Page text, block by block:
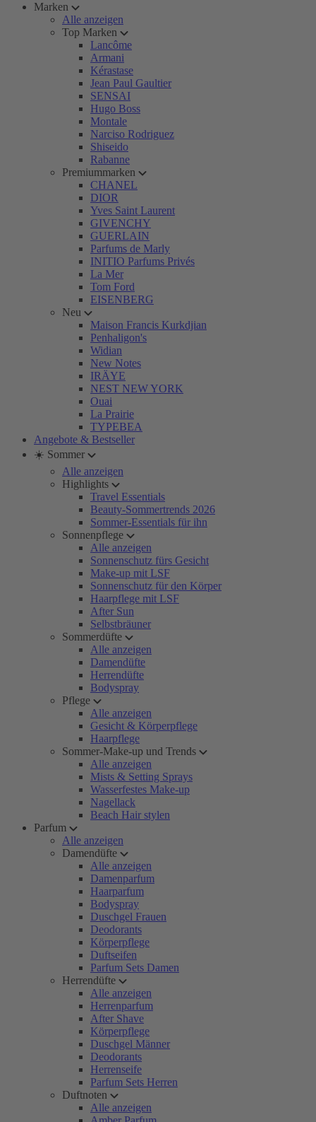
Marken
Alle anzeigen
Top Marken
Lancôme
Armani
Kérastase
Jean Paul Gaultier
SENSAI
Hugo Boss
Montale
Narciso Rodriguez
Shiseido
Rabanne
Premiummarken
CHANEL
DIOR
Yves Saint Laurent
GIVENCHY
GUERLAIN
Parfums de Marly
INITIO Parfums Privés
La Mer
Tom Ford
EISENBERG
Neu
Maison Francis Kurkdjian
Penhaligon's
Widian
New Notes
IRÄYE
NEST NEW YORK
Ouai
La Prairie
TYPEBEA
Angebote & Bestseller
☀️ Sommer
Alle anzeigen
Highlights
Travel Essentials
Beauty-Sommertrends 2026
Sommer-Essentials für ihn
Sonnenpflege
Alle anzeigen
Sonnenschutz fürs Gesicht
Make-up mit LSF
Sonnenschutz für den Körper
Haarpflege mit LSF
After Sun
Selbstbräuner
Sommerdüfte
Alle anzeigen
Damendüfte
Herrendüfte
Bodyspray
Pflege
Alle anzeigen
Gesicht & Körperpflege
Haarpflege
Sommer-Make-up und Trends
Alle anzeigen
Mists & Setting Sprays
Wasserfestes Make-up
Nagellack
Beach Hair stylen
Parfum
Alle anzeigen
Damendüfte
Alle anzeigen
Damenparfum
Haarparfum
Bodyspray
Duschgel Frauen
Deodorants
Körperpflege
Duftseifen
Parfum Sets Damen
Herrendüfte
Alle anzeigen
Herrenparfum
After Shave
Körperpflege
Duschgel Männer
Deodorants
Herrenseife
Parfum Sets Herren
Duftnoten
Alle anzeigen